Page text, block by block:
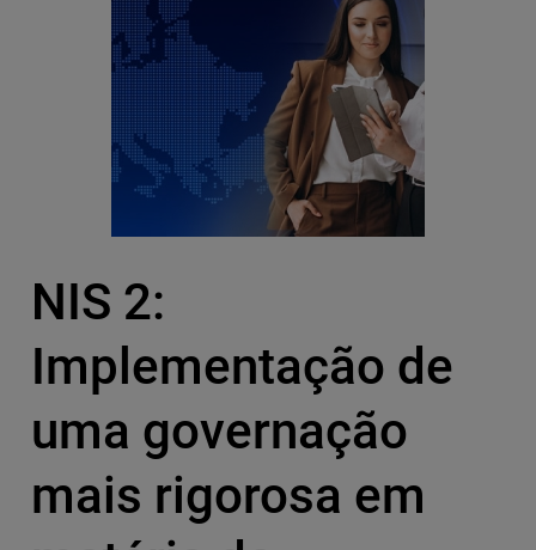
NIS 2:
Implementação de
uma governação
mais rigorosa em